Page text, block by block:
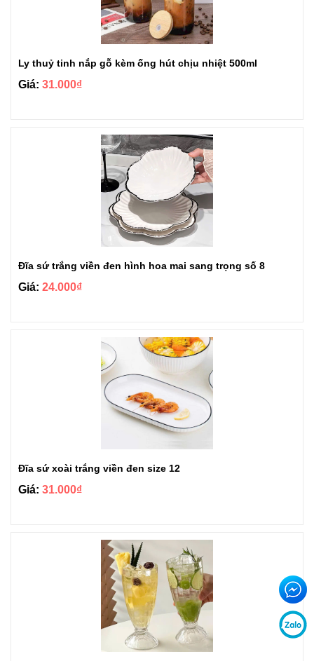
Ly thuỷ tinh nắp gỗ kèm ống hút chịu nhiệt 500ml
Giá: 31.000₫
Đĩa sứ trắng viền đen hình hoa mai sang trọng số 8
Giá: 24.000₫
Đĩa sứ xoài trắng viền đen size 12
Giá: 31.000₫